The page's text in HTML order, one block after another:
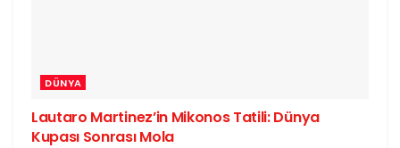
DÜNYA
Lautaro Martinez’in Mikonos Tatili: Dünya
Kupası Sonrası Mola